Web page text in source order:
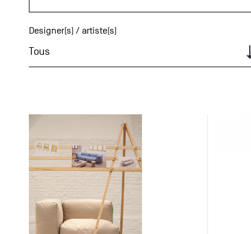
Designer(s) / artiste(s)
Tous